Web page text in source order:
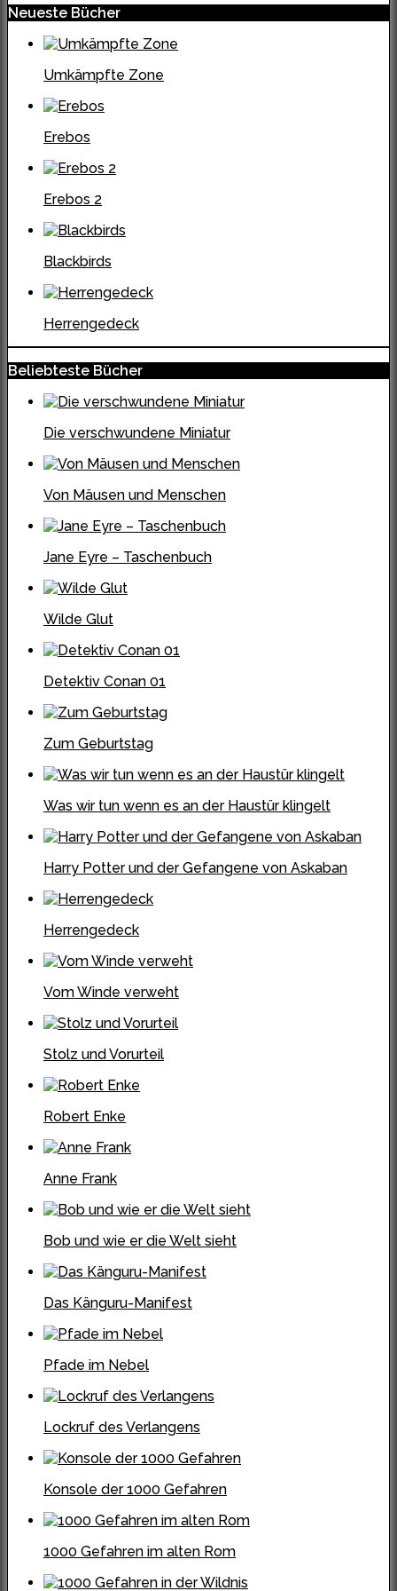
Neueste Bücher
Umkämpfte Zone
Erebos
Erebos 2
Blackbirds
Herrengedeck
Beliebteste Bücher
Die verschwundene Miniatur
Von Mäusen und Menschen
Jane Eyre – Taschenbuch
Wilde Glut
Detektiv Conan 01
Zum Geburtstag
Was wir tun wenn es an der Haustür klingelt
Harry Potter und der Gefangene von Askaban
Herrengedeck
Vom Winde verweht
Stolz und Vorurteil
Robert Enke
Anne Frank
Bob und wie er die Welt sieht
Das Känguru-Manifest
Pfade im Nebel
Lockruf des Verlangens
Konsole der 1000 Gefahren
1000 Gefahren im alten Rom